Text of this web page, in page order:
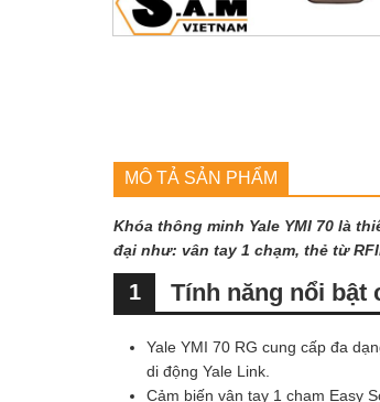
MÔ TẢ SẢN PHẨM
Khóa thông minh Yale YMI 70 là
đại như: vân tay 1 chạm, thẻ từ
Tính năng nổi bật
1
Yale YMI 70 RG cung cấp đa
di động Yale Link.
Cảm biến vân tay 1 chạm Easy